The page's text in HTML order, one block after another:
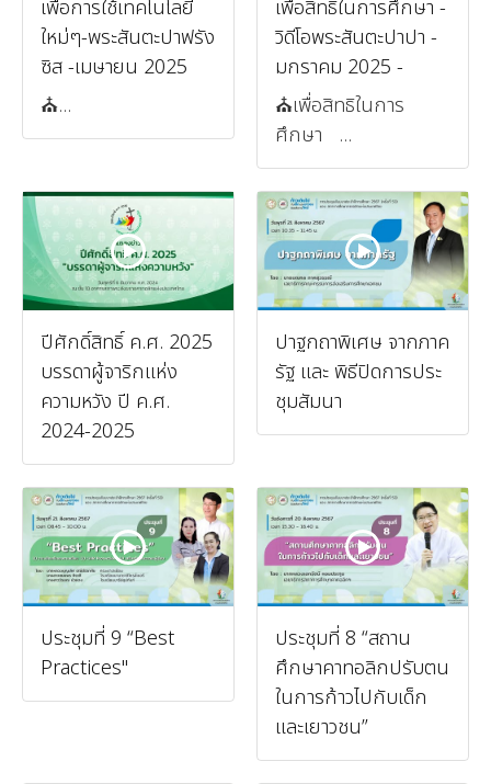
เพื่อการใช้เทคโนโลยี
ใหม่ๆ-พระสันตะปาฟรัง
ซิส -เมษายน 2025
⛪️...
เพื่อสิทธิในการศึกษา -
วิดีโอพระสันตะปาปา -
มกราคม 2025 -
⛪️เพื่อสิทธิในการ
ศึกษา ...
ปีศักดิ์สิทธิ์ ค.ศ. 2025
บรรดาผู้จาริกแห่ง
ความหวัง ปี ค.ศ.
2024-2025
ปาฐกถาพิเศษ จากภาค
รัฐ และ พิธีปิดการประ
ชุมสัมนา
ประชุมที่ 9 “Best
Practices"
ประชุมที่ 8 “สถาน
ศึกษาคาทอลิกปรับตน
ในการก้าวไปกับเด็ก
และเยาวชน”